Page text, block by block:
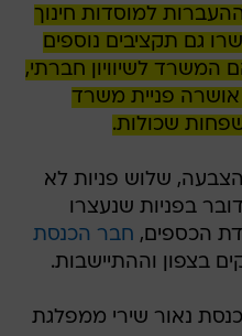
למוסדות חינוך
גם תקציבים נוספים
לשיוויון חברתי,
אושרה פניית משרד
שכולות.
להצבעה, שלוש פניות לא
בפניות שנעצרו
הכספים, חבר הכנסת
בצפון וההתיישבות.
נאור שירי ממפלגת